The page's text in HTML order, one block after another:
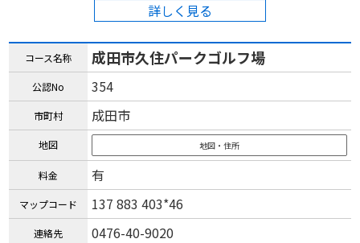
詳しく見る
コース名称 成田市久住パークゴルフ場
公認No 354
市町村 成田市
地図 地図・住所
料金 有
マップコード 137 883 403*46
連絡先 0476-40-9020